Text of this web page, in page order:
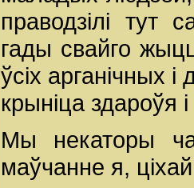
праводзілі
гады свайго
ўсіх арганічных
крыніца здароўя
Мы некаторы
маўчанне я,